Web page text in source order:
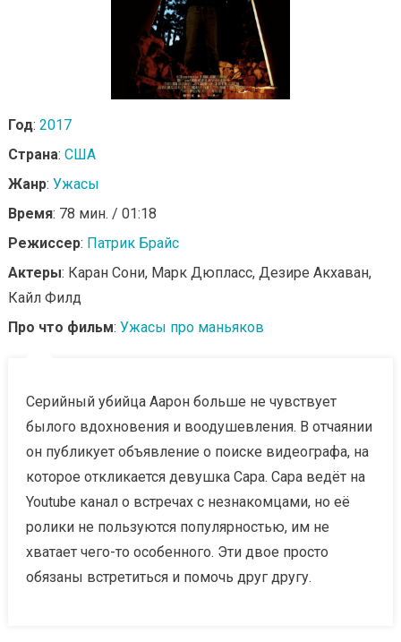
Год: 2017
Страна: США
Жанр: Ужасы
Время: 78 мин. / 01:18
Режиссер: Патрик Брайс
Актеры: Каран Сони, Марк Дюпласс, Дезире Акхаван,
Кайл Филд
Про что фильм: Ужасы про маньяков
Серийный убийца Аарон больше не чувствует
былого вдохновения и воодушевления. В отчаянии
он публикует объявление о поиске видеографа, на
которое откликается девушка Сара. Сара ведёт на
Youtube канал о встречах с незнакомцами, но её
ролики не пользуются популярностью, им не
хватает чего-то особенного. Эти двое просто
обязаны встретиться и помочь друг другу.